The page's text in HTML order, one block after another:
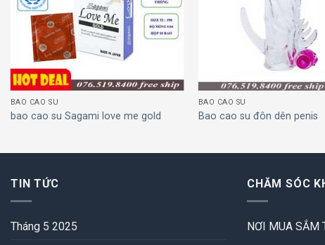
BAO CAO SU
bao cao su Sagami love me gold
BAO CAO SU
Bao cao su đôn dên penis
TIN TỨC
Tháng 5 2025
CHĂM SÓC
NƠI MUA SẮM